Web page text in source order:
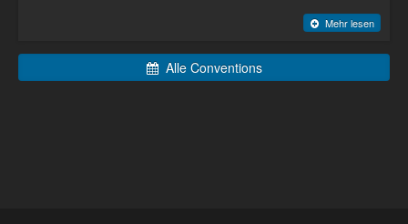
Mehr lesen
Alle Conventions